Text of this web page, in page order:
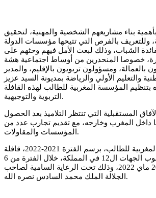
بناء مشاريعهم الشخصية والمهنية، لتحقيق
وللتعريف بالفرص التي تتيحها مؤسسات الدولة
الشباب، وذلك لبعث الأمل فيهم وحثهم على
ومسؤولون تربويون بالإقليم، والمدير
والتعليم الأولي والرياضة بمديونة السيد عزيز
بتنظيم المؤسسة المغربية للطالب لهذه القافلة
التربوية والتوجيهية.
المستقبلية التي تنتظر التلاميذ بعد الحصول
داخل المغرب وخارجه، مع تقديم تجارب عدد من
المؤسسات والمقاولات.
وأطلقت المؤسسة المغربية للطالب، برسم الفترة 2021-2022، قافلة
“جدارة” التي تجوب الجهات ال12 في المملكة، خلال الفترة من 6
دجنبر 2021 إلى 20 ماي 2022، وذلك تحت الرعاية السامية لصاحب
الجلالة الملك محمد السادس نصره الله.